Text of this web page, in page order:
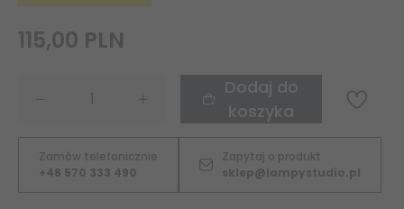
115,00 PLN
Dodaj do
koszyka
Zamów telefonicznie
+48 570 333 490
Zapytaj o produkt
sklep@lampystudio.pl